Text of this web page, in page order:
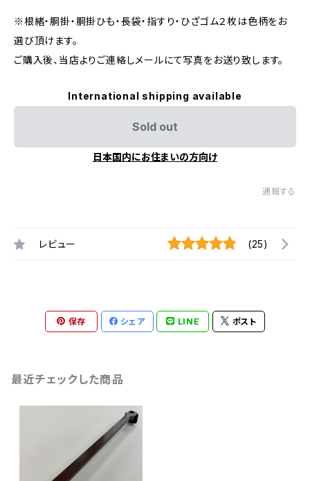
※根緒・胴掛・胴掛ひも・長袋・指すり・ひざゴム２枚は色柄をお
選び頂けます。
ご購入後、当店よりご連絡しメールにて写真をお送り致します。
International shipping available
Sold out
日本国内にお住まいの方向け
通報する
レビュー (25)
保存 シェア LINE ポスト
最近チェックした商品